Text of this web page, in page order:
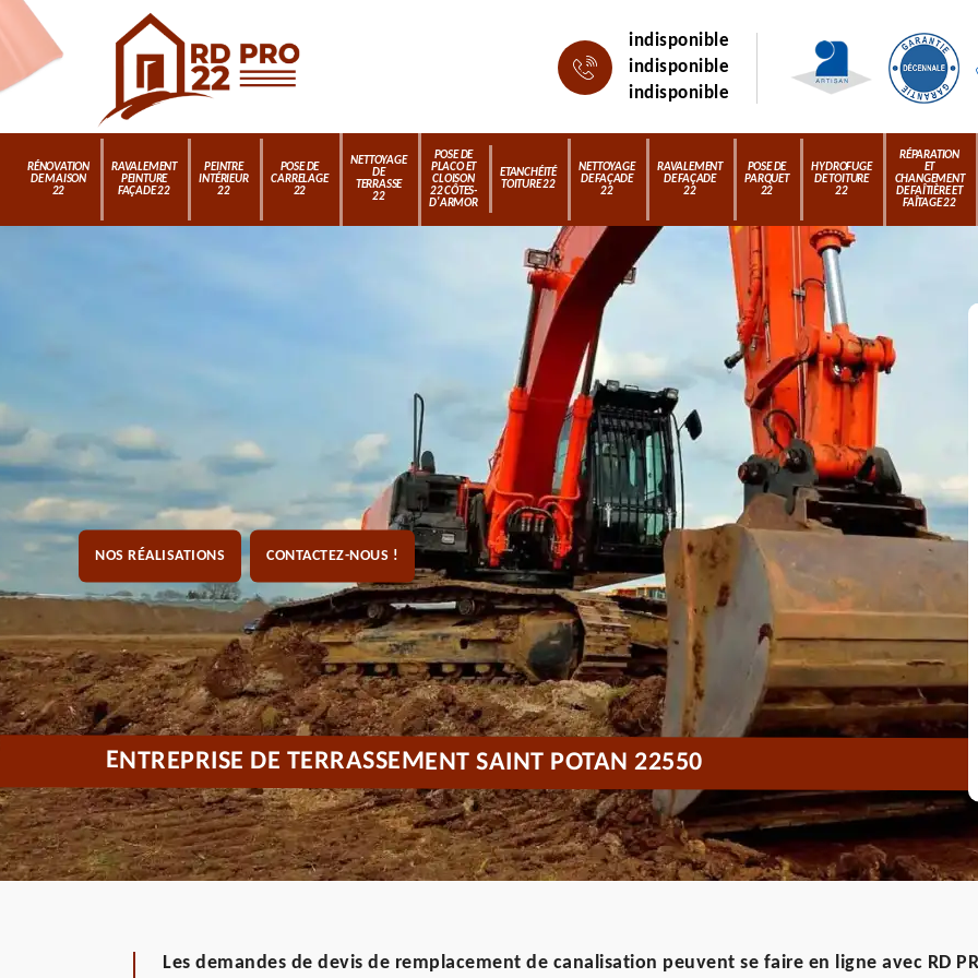
indisponible
indisponible
indisponible
RÉNOVATION
DE MAISON
22
RAVALEMENT
PEINTURE
FAÇADE 22
PEINTRE
INTÉRIEUR
22
POSE DE
CARRELAGE
22
NETTOYAGE
DE
TERRASSE
22
POSE DE
PLACO ET
CLOISON
22 CÔTES-
D'ARMOR
ETANCHÉITÉ
TOITURE 22
NETTOYAGE
DE FAÇADE
22
RAVALEMENT
DE FAÇADE
22
POSE DE
PARQUET
22
HYDROFUGE
DE TOITURE
22
RÉPARATION
ET
CHANGEMENT
DE FAÎTIÈRE ET
FAÎTAGE 22
NOS RÉALISATIONS CONTACTEZ-NOUS !
ENTREPRISE DE TERRASSEMENT SAINT POTAN 22550
Les demandes de devis de remplacement de canalisation peuvent se faire en ligne avec RD